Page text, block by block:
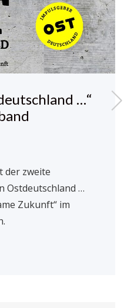
…“
der zweite
Ostdeutschland …
Zukunft“ im